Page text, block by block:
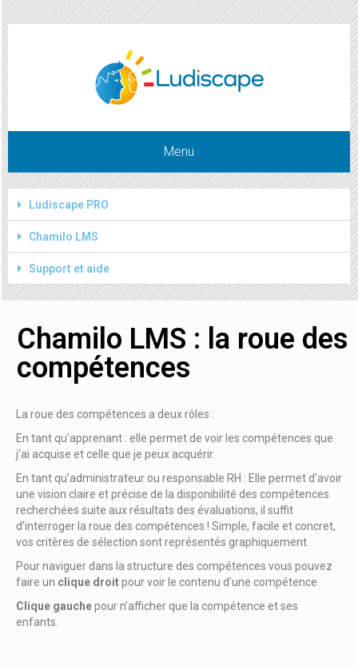
Menu
Ludiscape PRO
Chamilo LMS
Support et aide
Chamilo LMS : la roue des
compétences
La roue des compétences a deux rôles :
En tant qu’apprenant : elle permet de voir les compétences que
j’ai acquise et celle que je peux acquérir.
En tant qu’administrateur ou responsable RH : Elle permet d’avoir
une vision claire et précise de la disponibilité des compétences
recherchées suite aux résultats des évaluations, il suffit
d’interroger la roue des compétences ! Simple, facile et concret,
vos critères de sélection sont représentés graphiquement.
Pour naviguer dans la structure des compétences vous pouvez
faire un clique droitpour voir le contenu d’une compétence
Clique gauchepour n’afficher que la compétence et ses
enfants.